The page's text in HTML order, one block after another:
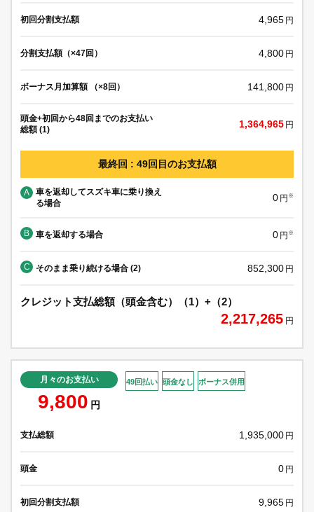
初回分割支払額 4,965 円
分割支払額（×47回） 4,800 円
ボーナス月加算額 （×8回） 141,800 円
頭金+初回から48回までのお支払い
総額 (1)
1,364,965 円
最終回 : 49回目のお支払額
A
車を返却してスズキ車に乗り換え
る場合
0 円 ※
B 車を返却する場合 0 円 ※
C そのまま乗り続ける場合 (2) 852,300 円
クレジット支払総額（頭金含む）（1）+（2）
2,217,265 円
月々のお支払い
9,800 円
49回払い 頭金なし ボーナス併用
支払総額 1,935,000 円
頭金 0 円
初回分割支払額 9,965 円